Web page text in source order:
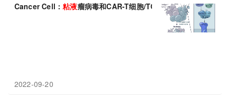
Cancer Cell：粘液瘤病毒和CAR-T细胞/TCR-T细胞联手可诱导
2022-09-20